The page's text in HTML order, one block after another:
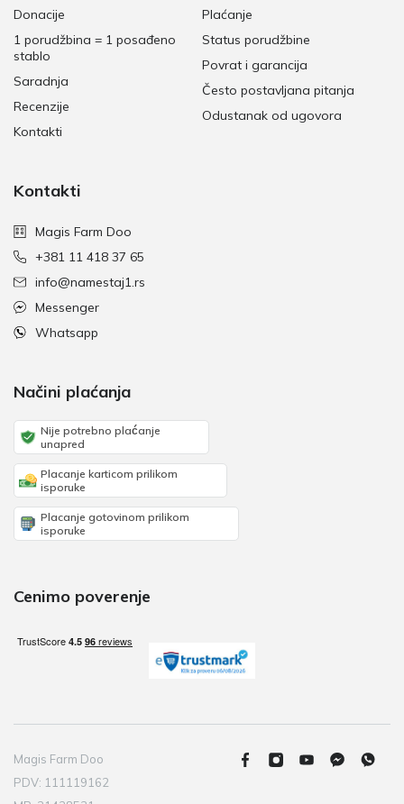
Donacije
1 porudžbina = 1 posađeno
stablo
Saradnja
Recenzije
Kontakti
Plaćanje
Status porudžbine
Povrat i garancija
Često postavljana pitanja
Odustanak od ugovora
Kontakti
Magis Farm Doo
+381 11 418 37 65
info@namestaj1.rs
Messenger
Whatsapp
Načini plaćanja
Nije potrebno plaćanje
unapred
Placanje karticom prilikom
isporuke
Placanje gotovinom prilikom
isporuke
Cenimo poverenje
Magis Farm Doo
PDV: 111119162